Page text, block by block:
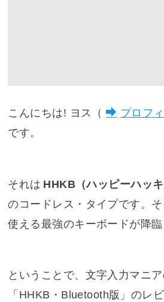
こんにちは! ヨス（ プロフ
です。
それは HHKB（ハッピーハッキ
のコードレス・タイプです。
使える最強のキーボードが降
ということで、文字入力マニ
「HHKB・Bluetooth版」のレ